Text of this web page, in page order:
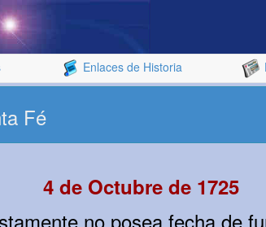
Enlaces de Historia
Fé
4 de Octubre de 1725
no posea fecha de